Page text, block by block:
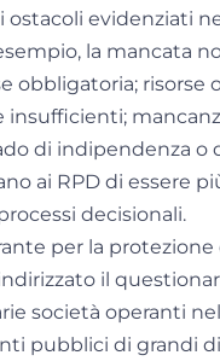
ostacoli evidenziati
la mancata
obbligatoria; risorse
insufficienti;
di indipendenza o
ai RPD di essere
decisionali.
per la
il
società operanti
pubblici di grandi